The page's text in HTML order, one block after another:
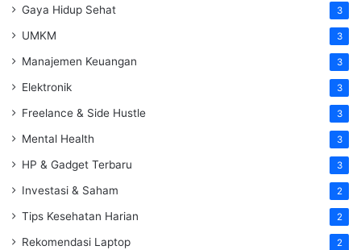
Gaya Hidup Sehat 3
UMKM 3
Manajemen Keuangan 3
Elektronik 3
Freelance & Side Hustle 3
Mental Health 3
HP & Gadget Terbaru 3
Investasi & Saham 2
Tips Kesehatan Harian 2
Rekomendasi Laptop 2